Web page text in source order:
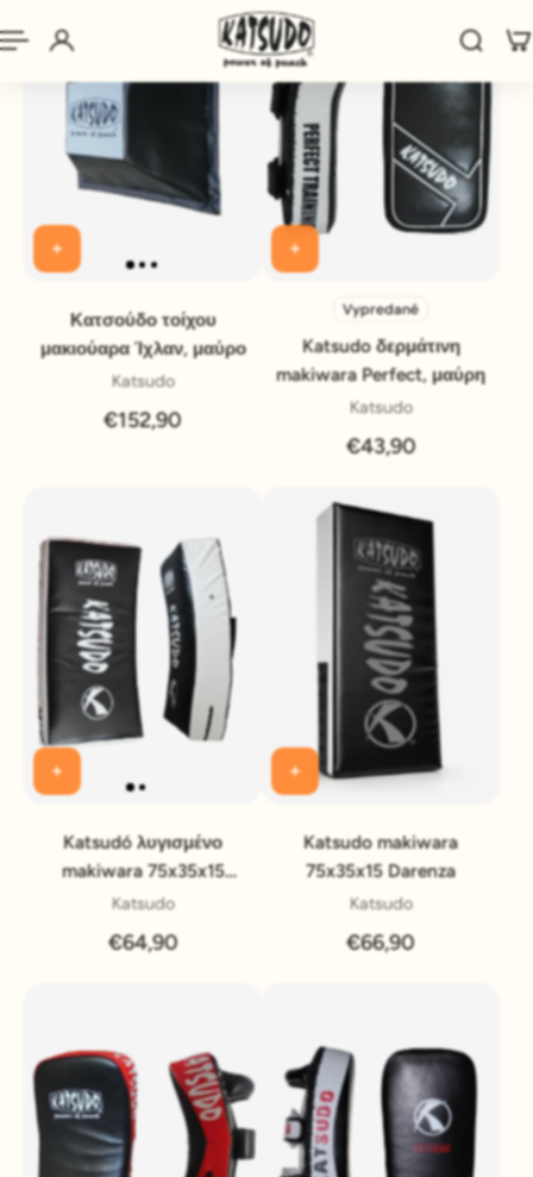
Κατσούδο τοίχου
μακιούαρα Ίχλαν, μαύρο
Katsudo
€152,90
Vypredané
Katsudo δερμάτινη
makiwara Perfect, μαύρη
Katsudo
€43,90
Katsudó λυγισμένο
makiwara 75x35x15
Seiken
Katsudo
€64,90
Katsudo makiwara
75x35x15 Darenza
Katsudo
€66,90